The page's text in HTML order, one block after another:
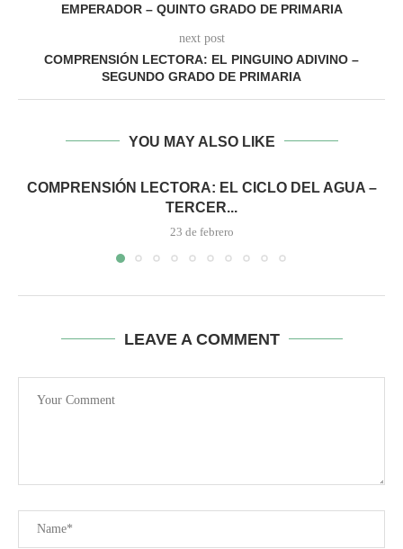
EMPERADOR – QUINTO GRADO DE PRIMARIA
next post
COMPRENSIÓN LECTORA: EL PINGUINO ADIVINO –
SEGUNDO GRADO DE PRIMARIA
YOU MAY ALSO LIKE
COMPRENSIÓN LECTORA: EL CICLO DEL AGUA –
TERCER...
23 de febrero
LEAVE A COMMENT